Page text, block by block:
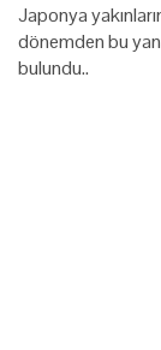
Japonya
dönemden bu
bulundu..